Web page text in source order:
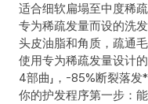
适合细软扁塌至中度稀疏
专为稀疏发量而设的洗
头皮油脂和角质，疏通
使用专为稀疏发量设计
4部曲」，-85%断裂落发*
你的护发程序第一步：